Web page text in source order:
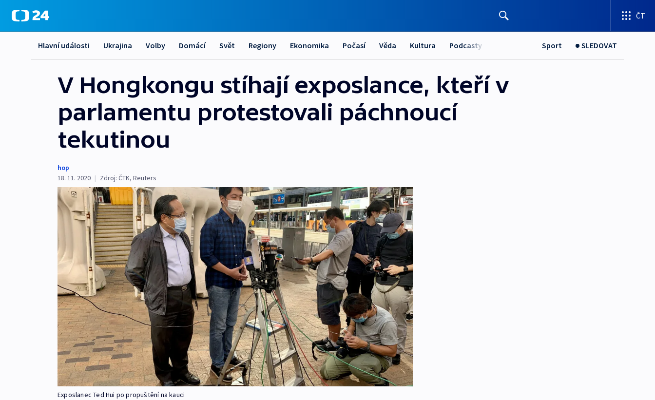
ČT
Hlavní události Ukrajina Volby Domácí Svět Regiony Ekonomika Počasí Věda Kultura Podcasty Sport SLEDOVAT
V Hongkongu stíhají exposlance, kteří v
parlamentu protestovali páchnoucí
tekutinou
hop
18. 11. 2020 | Zdroj: ČTK, Reuters
Exposlanec Ted Hui po propuštění na kauci